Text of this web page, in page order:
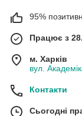
95%
Працює з
м. Харків
вул.
Контакти
Сьогодні